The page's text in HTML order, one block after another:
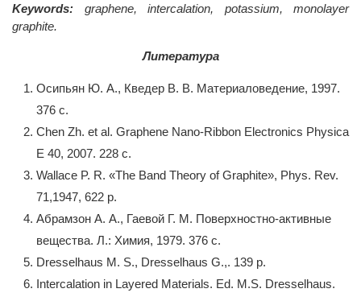
Keywords: graphene, intercalation, potassium, monolayer
graphite.
Литература
Осипьян Ю. А., Кведер В. В. Материаловедение, 1997.
376 с.
Chen Zh. et al. Graphene Nano-Ribbon Electronics Physica
E 40, 2007. 228 с.
Wallace P. R. «The Band Theory of Graphite», Phys. Rev.
71,1947, 622 p.
Абрамзон А. А., Гаевой Г. М. Поверхностно-активные
вещества. Л.: Химия, 1979. 376 с.
Dresselhaus M. S., Dresselhaus G.,. 139 p.
Intercalation in Layered Materials. Ed. M.S. Dresselhaus.